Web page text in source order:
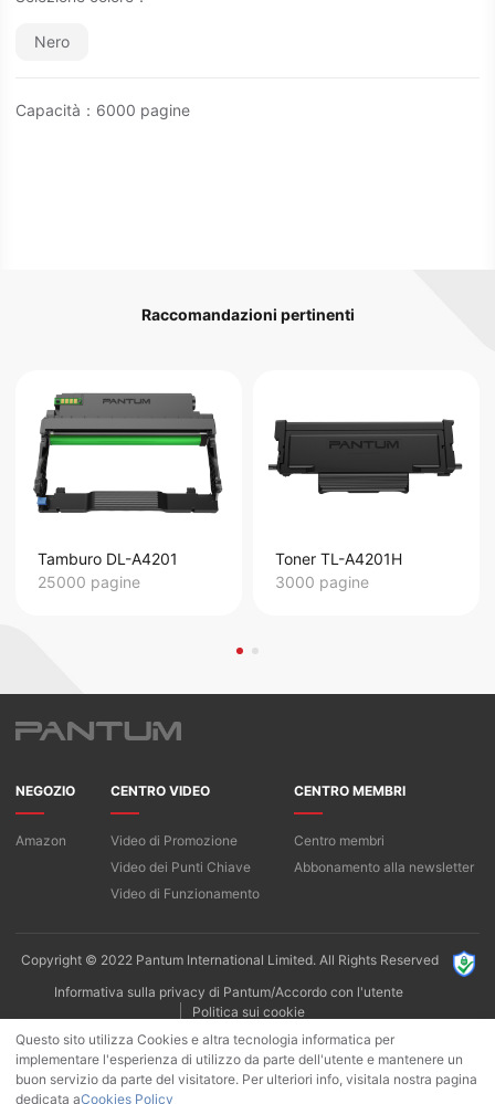
Nero
Capacità：6000 pagine
Raccomandazioni pertinenti
Tamburo DL-A4201
25000 pagine
Toner TL-A4201H
3000 pagine
NEGOZIO
Amazon
CENTRO VIDEO
Video di Promozione
Video dei Punti Chiave
Video di Funzionamento
CENTRO MEMBRI
Centro membri
Abbonamento alla newsletter
Copyright © 2022 Pantum International Limited. All Rights Reserved
Informativa sulla privacy di Pantum/Accordo con l'utente
Politica sui cookie
Questo sito utilizza Cookies e altra tecnologia informatica per
implementare l'esperienza di utilizzo da parte dell'utente e mantenere un
buon servizio da parte del visitatore. Per ulteriori info, visitala nostra pagina
dedicata aCookies Policy